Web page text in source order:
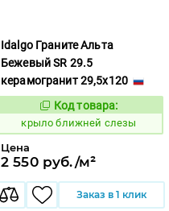
Idalgo Граните Альта
Бежевый SR 29.5
керамогранит 29,5x120
828846
Код товара:
крыло ближней слезы
Цена
2 550 руб./м²
Заказ в 1 клик